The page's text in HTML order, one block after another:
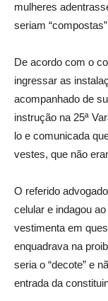
mulheres
seriam
De acordo com o
ingressar as
acompanhado de
instrução na 25ª
lo e comunicada
vestes, que não
O referido
celular e indagou
vestimenta em
enquadrava na
seria o “decote” e
entrada da